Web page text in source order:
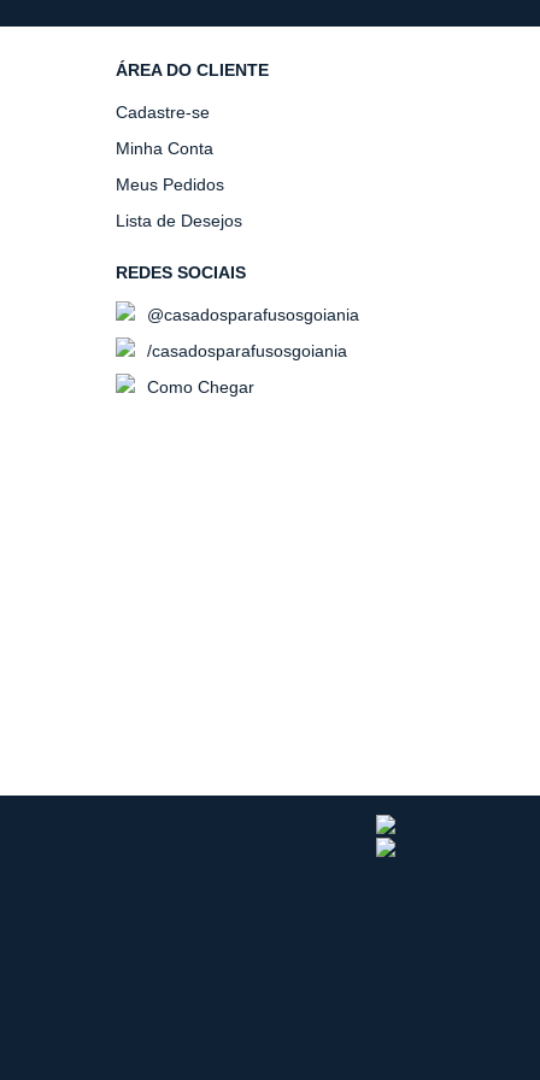
ÁREA DO CLIENTE
Cadastre-se
Minha Conta
Meus Pedidos
Lista de Desejos
REDES SOCIAIS
@casadosparafusosgoiania
/casadosparafusosgoiania
Como Chegar